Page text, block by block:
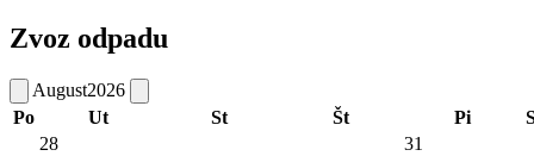
Zvoz odpadu
August2026
Po
Ut St Št Pi
28
31